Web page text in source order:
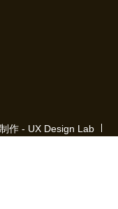
作 - UX Design Lab